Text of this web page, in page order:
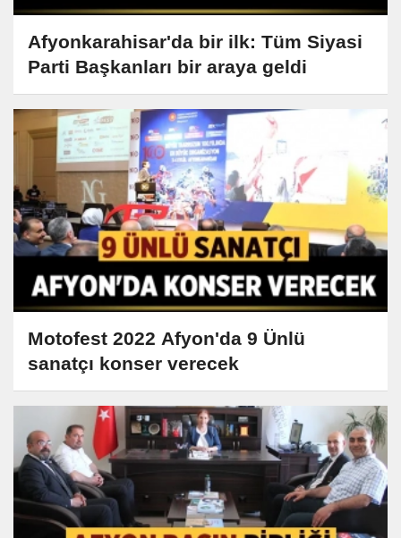
Afyonkarahisar'da bir ilk: Tüm Siyasi
Parti Başkanları bir araya geldi
Motofest 2022 Afyon'da 9 Ünlü
sanatçı konser verecek